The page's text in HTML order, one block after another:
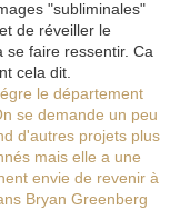
"subliminales"
de réveiller le
faire ressentir. Ca
cela dit.
le département
se demande un peu
d'autres projets plus
mais elle a une
envie de revenir à
Bryan Greenberg